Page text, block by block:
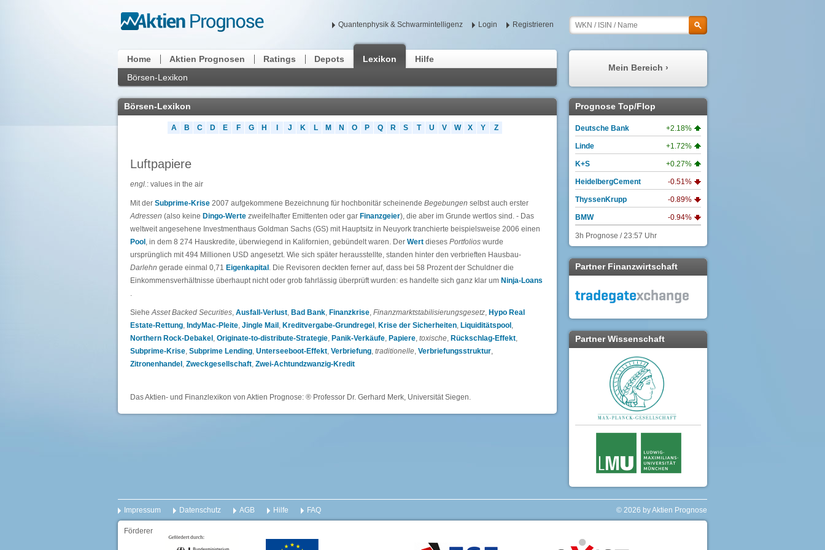
Quantenphysik & Schwarmintelligenz Login Registrieren
Home Aktien Prognosen Ratings Depots
Lexikon
Börsen-Lexikon
Hilfe
Mein Bereich ›
Meine Prognosen
Meine Watchlist
Mein Profil
Meine Nachrichten
Börsen-Lexikon
A B C D E F G H J K L M N O P Q R S T U V W X Y Z
Luftpapiere
engl.: values in the air
Mit der Subprime-Krise 2007 aufgekommene Bezeichnung für hochbonitär scheinende Begebungen selbst auch erster
Adressen (also keine Dingo-Werte zweifelhafter Emittenten oder gar Finanzgeier), die aber im Grunde wertlos sind. - Das
weltweit angesehene Investmenthaus Goldman Sachs (GS) mit Hauptsitz in Neuyork tranchierte beispielsweise 2006 einen
Pool , in dem 8 274 Hauskredite, überwiegend in Kalifornien, gebündelt waren. Der Wert dieses Portfolios wurde
ursprünglich mit 494 Millionen USD angesetzt. Wie sich später herausstellte, standen hinter den verbrieften Hausbau-
Darlehn gerade einmal 0,71 Eigenkapital . Die Revisoren deckten ferner auf, dass bei 58 Prozent der Schuldner die
Einkommensverhältnisse überhaupt nicht oder grob fahrlässig überprüft wurden: es handelte sich ganz klar um Ninja-Loans
.
SieheAsset Backed Securities, Ausfall-Verlust, Bad Bank, Finanzkrise, Finanzmarktstabilisierungsgesetz, Hypo Real
Estate-Rettung, IndyMac-Pleite, Jingle Mail , Kreditvergabe-Grundregel , Krise der Sicherheiten, Liquiditätspool ,
Northern Rock-Debakel , Originate-to-distribute-Strategie, Panik-Verkäufe, Papiere, toxische, Rückschlag-Effekt,
Subprime-Krise, Subprime Lending, Unterseeboot-Effekt, Verbriefung, traditionelle, Verbriefungsstruktur,
Zitronenhandel , Zweckgesellschaft, Zwei-Achtundzwanzig-Kredit
Das Aktien- und Finanzlexikon von Aktien Prognose: ® Professor Dr. Gerhard Merk, Universität Siegen.
Prognose Top/Flop
Deutsche Bank +2.18%
Linde +1.72%
K+S +0.27%
HeidelbergCement -0.51%
ThyssenKrupp -0.89%
BMW -0.94%
3h Prognose / 23:57 Uhr
Partner Finanzwirtschaft
Partner Wissenschaft
Impressum Datenschutz AGB Hilfe FAQ © 2026 by Aktien Prognose
Förderer